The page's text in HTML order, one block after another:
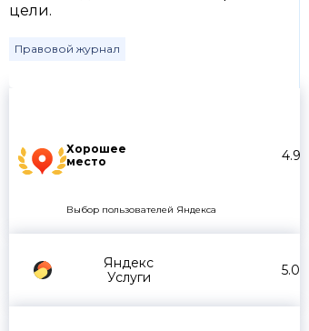
Хорошее
место
4.9
Выбор пользователей Яндекса
Яндекс
Услуги
5.0
цели.
Правовой журнал